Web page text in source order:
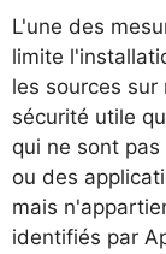
L'une des
limite
les sources sur
sécurité utile
qui ne sont
ou des
mais
identifiés par